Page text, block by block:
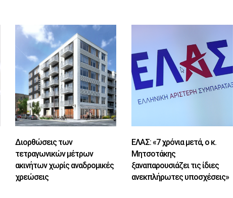
Διορθώσεις των
τετραγωνικών μέτρων
ακινήτων χωρίς αναδρομικές
χρεώσεις
ΕΛΑΣ: «7 χρόνια μετά, ο κ.
Μητσοτάκης
ξαναπαρουσιάζει τις ίδιες
ανεκπλήρωτες υποσχέσεις»